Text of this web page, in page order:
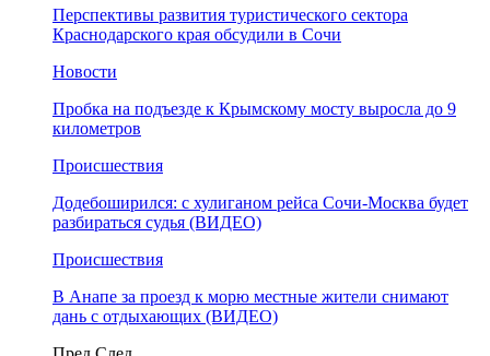
Перспективы развития туристического сектора
Краснодарского края обсудили в Сочи
Новости
Пробка на подъезде к Крымскому мосту выросла до 9
километров
Происшествия
Додебоширился: с хулиганом рейса Сочи-Москва будет
разбираться судья (ВИДЕО)
Происшествия
В Анапе за проезд к морю местные жители снимают
дань с отдыхающих (ВИДЕО)